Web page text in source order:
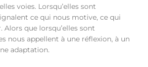
voies. Lorsqu’elles sont
ce qui nous motive, ce qui
Alors que lorsqu’elles sont
nous appellent à une réflexion, à un
adaptation.